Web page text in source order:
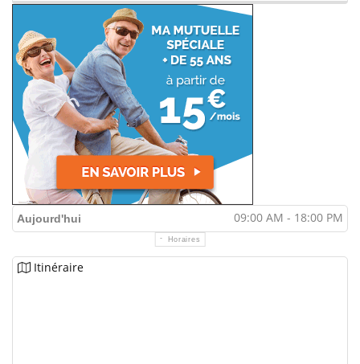
Aujourd'hui 09:00 AM - 18:00 PM
Horaires
Itinéraire